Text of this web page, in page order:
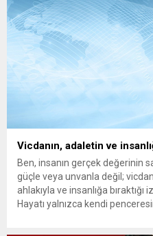
Vicdanın, adaletin ve
Ben, insanın gerçek değerinin
güçle veya unvanla değil;
ahlakıyla ve insanlığa bıraktığı
Hayatı yalnızca kendi